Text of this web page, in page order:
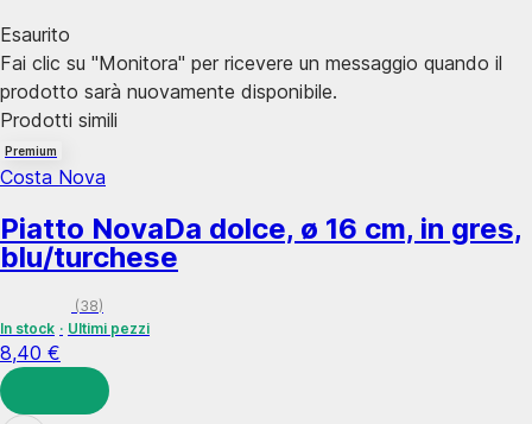
Esaurito
Fai clic su "Monitora" per ricevere un messaggio quando il
prodotto sarà nuovamente disponibile.
Prodotti simili
Premium
Costa Nova
Piatto NovaDa dolce, ø 16 cm, in gres,
blu/turchese
(38)
In stock
Ultimi pezzi
8,40 €